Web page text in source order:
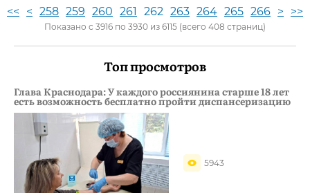
<< < 258 259 260 261 262 263 264 265 266 > >>
Показано с 3916 по 3930 из 6115 (всего 408 страниц)
Топ просмотров
Глава Краснодара: У каждого россиянина старше 18 лет
есть возможность бесплатно пройти диспансеризацию
5943